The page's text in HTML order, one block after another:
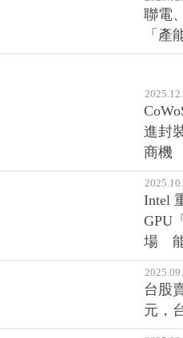
幕
貼近
主流
聯電
「產